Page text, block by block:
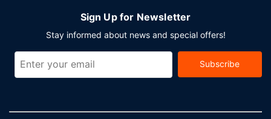
Sign Up for Newsletter
Stay informed about news and special offers!
Subscribe